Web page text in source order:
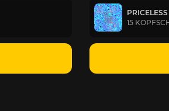
PRICELESS
15